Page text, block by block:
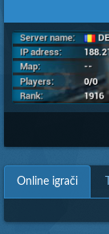
Online igrači